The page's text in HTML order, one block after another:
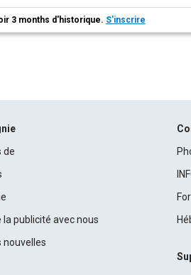
3 months d'historique. S'inscrire
de
la publicité avec nous
nouvelles